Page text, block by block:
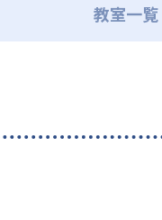
教室一覧